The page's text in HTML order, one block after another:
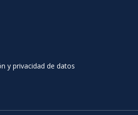
y privacidad de datos